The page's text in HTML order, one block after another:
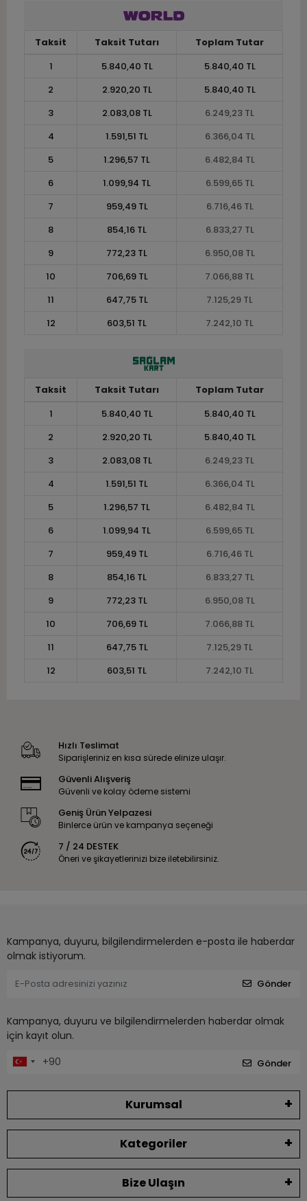
Taksit Taksit Tutarı
Toplam Tutar
1
5.840,40 TL
5.840,40 TL
2
2.920,20 TL
5.840,40 TL
3
2.083,08 TL
6.249,23 TL
4
1.591,51 TL
6.366,04 TL
5
1.296,57 TL
6.482,84 TL
6
1.099,94 TL
6.599,65 TL
7
959,49 TL
6.716,46 TL
8
854,16 TL
6.833,27 TL
9
772,23 TL
6.950,08 TL
10
706,69 TL
7.066,88 TL
11
647,75 TL
7.125,29 TL
12
603,51 TL 7.242,10 TL
Taksit Taksit Tutarı
Toplam Tutar
1
5.840,40 TL
5.840,40 TL
2
2.920,20 TL
5.840,40 TL
3
2.083,08 TL
6.249,23 TL
4
1.591,51 TL
6.366,04 TL
5
1.296,57 TL
6.482,84 TL
6
1.099,94 TL
6.599,65 TL
7
959,49 TL
6.716,46 TL
8
854,16 TL
6.833,27 TL
9
772,23 TL
6.950,08 TL
10
706,69 TL
7.066,88 TL
11
647,75 TL
7.125,29 TL
12
603,51 TL 7.242,10 TL
Hızlı Teslimat
Siparişleriniz en kısa sürede elinize ulaşır.
Güvenli Alışveriş
Güvenli ve kolay ödeme sistemi
Geniş Ürün Yelpazesi
Binlerce ürün ve kampanya seçeneği
7 / 24 DESTEK
Öneri ve şikayetlerinizi bize iletebilirsiniz.
Kampanya, duyuru, bilgilendirmelerden e-posta ile haberdar
olmak istiyorum.
Gönder
Kampanya, duyuru ve bilgilendirmelerden haberdar olmak
için kayıt olun.
Gönder
Kurumsal
Kategoriler
Bize Ulaşın